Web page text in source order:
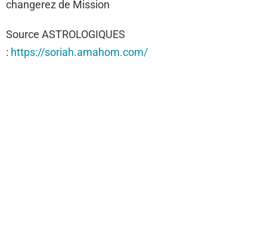
changerez de Mission
Source ASTROLOGIQUES
: https://soriah.amahom.com/